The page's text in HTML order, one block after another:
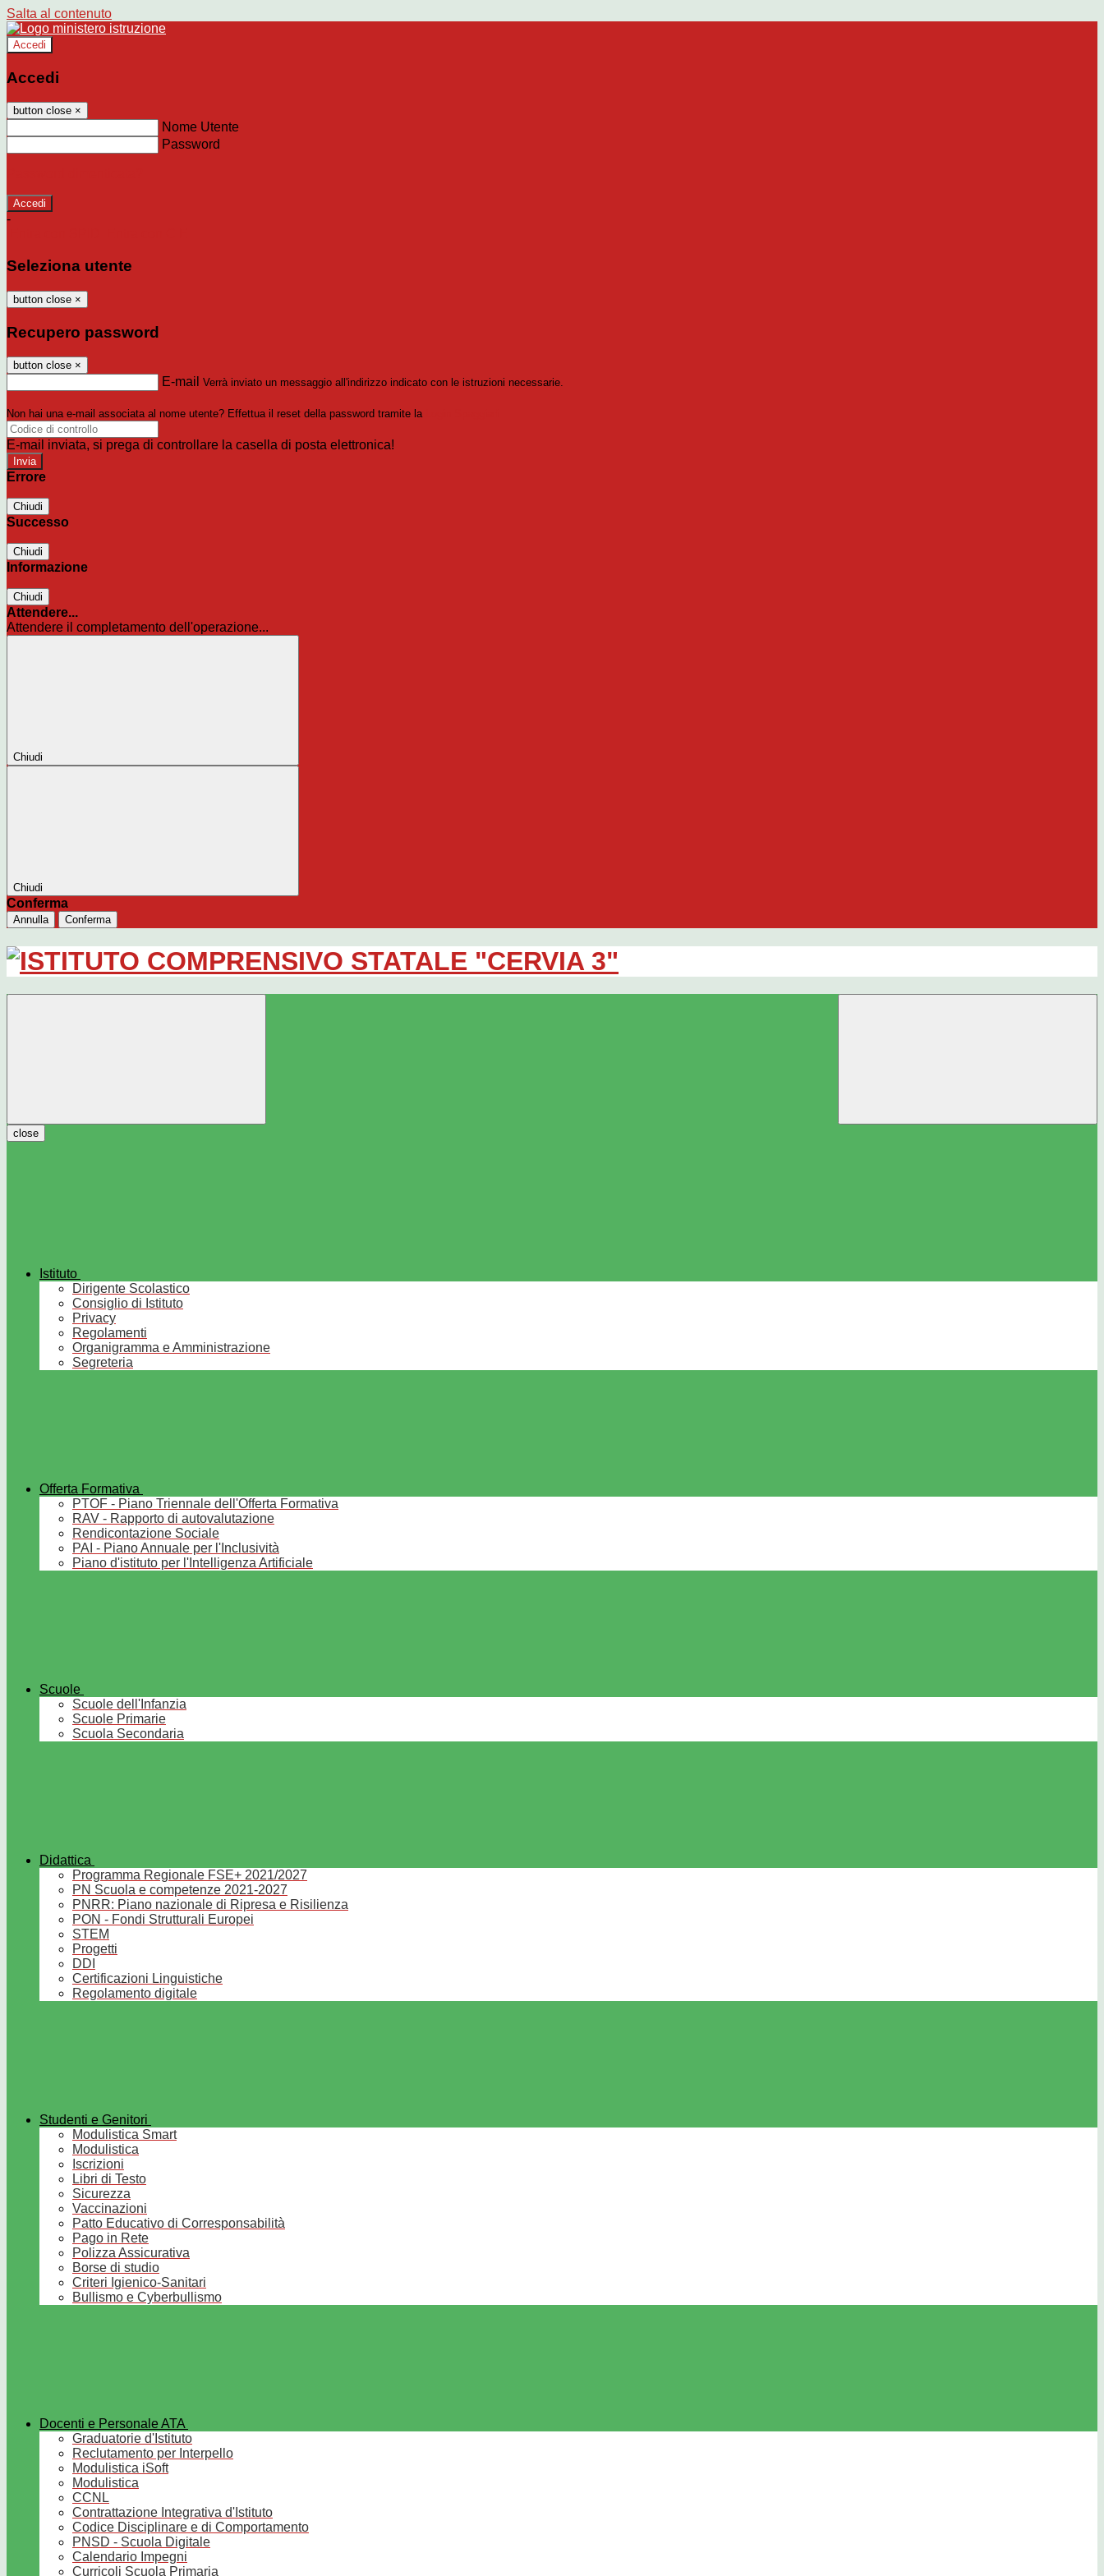
Salta al contenuto
Accedi
Accedi
button close ×
Nome Utente
Password
-
Seleziona utente
button close ×
Recupero password
button close ×
E-mail Verrà inviato un messaggio all'indirizzo indicato con le istruzioni necessarie.
Non hai una e-mail associata al nome utente? Effettua il reset della password tramite la
E-mail inviata, si prega di controllare la casella di posta elettronica!
Errore
Chiudi
Successo
Chiudi
Informazione
Chiudi
Attendere...
Attendere il completamento dell'operazione...
Chiudi
Chiudi
Conferma
Annulla Conferma
close
Istituto
Dirigente Scolastico
Consiglio di Istituto
Privacy
Regolamenti
Organigramma e Amministrazione
Segreteria
Offerta Formativa
PTOF - Piano Triennale dell'Offerta Formativa
RAV - Rapporto di autovalutazione
Rendicontazione Sociale
PAI - Piano Annuale per l'Inclusività
Piano d'istituto per l'Intelligenza Artificiale
Scuole
Scuole dell'Infanzia
Scuole Primarie
Scuola Secondaria
Didattica
Programma Regionale FSE+ 2021/2027
PN Scuola e competenze 2021-2027
PNRR: Piano nazionale di Ripresa e Risilienza
PON - Fondi Strutturali Europei
STEM
Progetti
DDI
Certificazioni Linguistiche
Regolamento digitale
Studenti e Genitori
Modulistica Smart
Modulistica
Iscrizioni
Libri di Testo
Sicurezza
Vaccinazioni
Patto Educativo di Corresponsabilità
Pago in Rete
Polizza Assicurativa
Borse di studio
Criteri Igienico-Sanitari
Bullismo e Cyberbullismo
Docenti e Personale ATA
Graduatorie d'Istituto
Reclutamento per Interpello
Modulistica iSoft
Modulistica
CCNL
Contrattazione Integrativa d'Istituto
Codice Disciplinare e di Comportamento
PNSD - Scuola Digitale
Calendario Impegni
Curricoli Scuola Primaria